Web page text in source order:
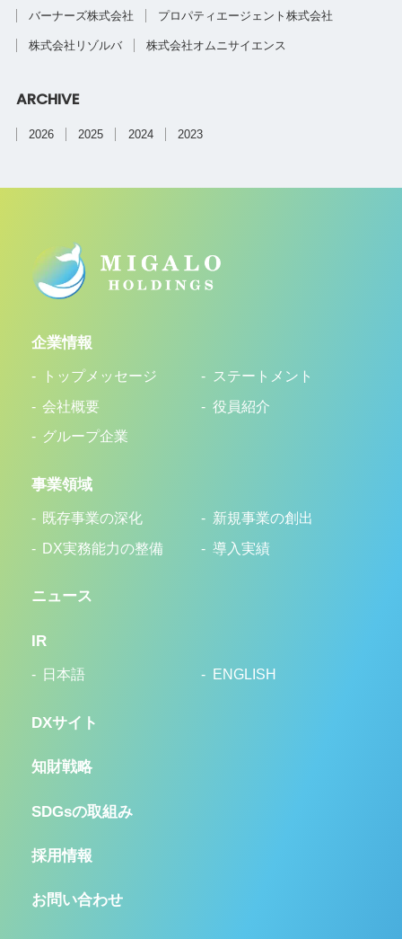
バーナーズ株式会社 プロパティエージェント株式会社
株式会社リゾルバ 株式会社オムニサイエンス
ARCHIVE
2026 2025 2024 2023
企業情報
トップメッセージ
ステートメント
会社概要
役員紹介
グループ企業
事業領域
既存事業の深化
新規事業の創出
DX実務能力の整備
導入実績
ニュース
IR
日本語 ENGLISH
DXサイト
知財戦略
SDGsの取組み
採用情報
お問い合わせ